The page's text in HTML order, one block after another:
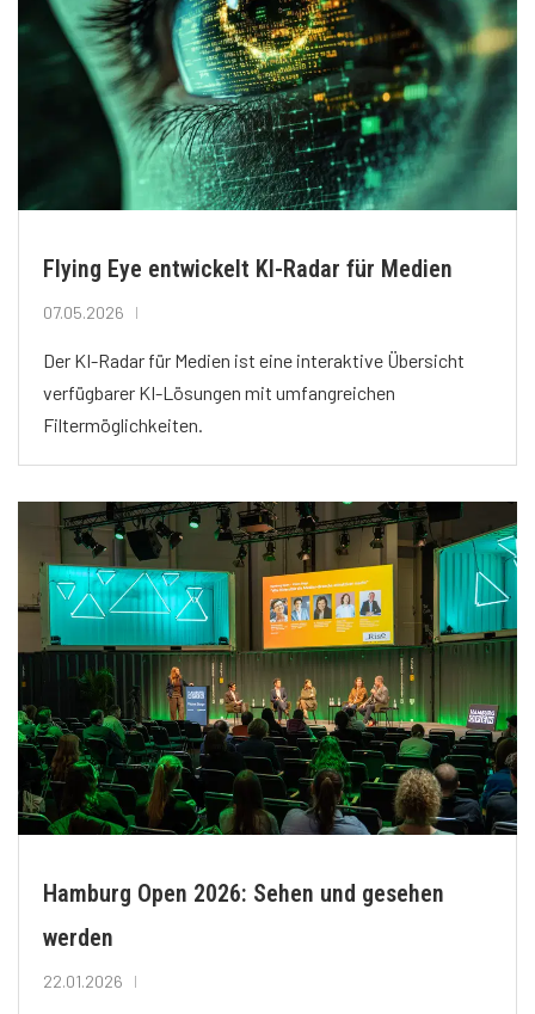
Flying Eye entwickelt KI-Radar für Medien
07.05.2026
Der KI-Radar für Medien ist eine interaktive Übersicht
verfügbarer KI-Lösungen mit umfangreichen
Filtermöglichkeiten.
Hamburg Open 2026: Sehen und gesehen
werden
22.01.2026